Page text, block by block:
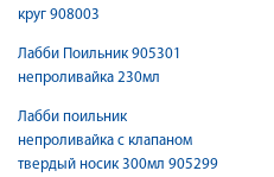
круг 908003
Лабби Поильник 905301
непроливайка 230мл
Лабби поильник
непроливайка с клапаном
твердый носик 300мл 905299